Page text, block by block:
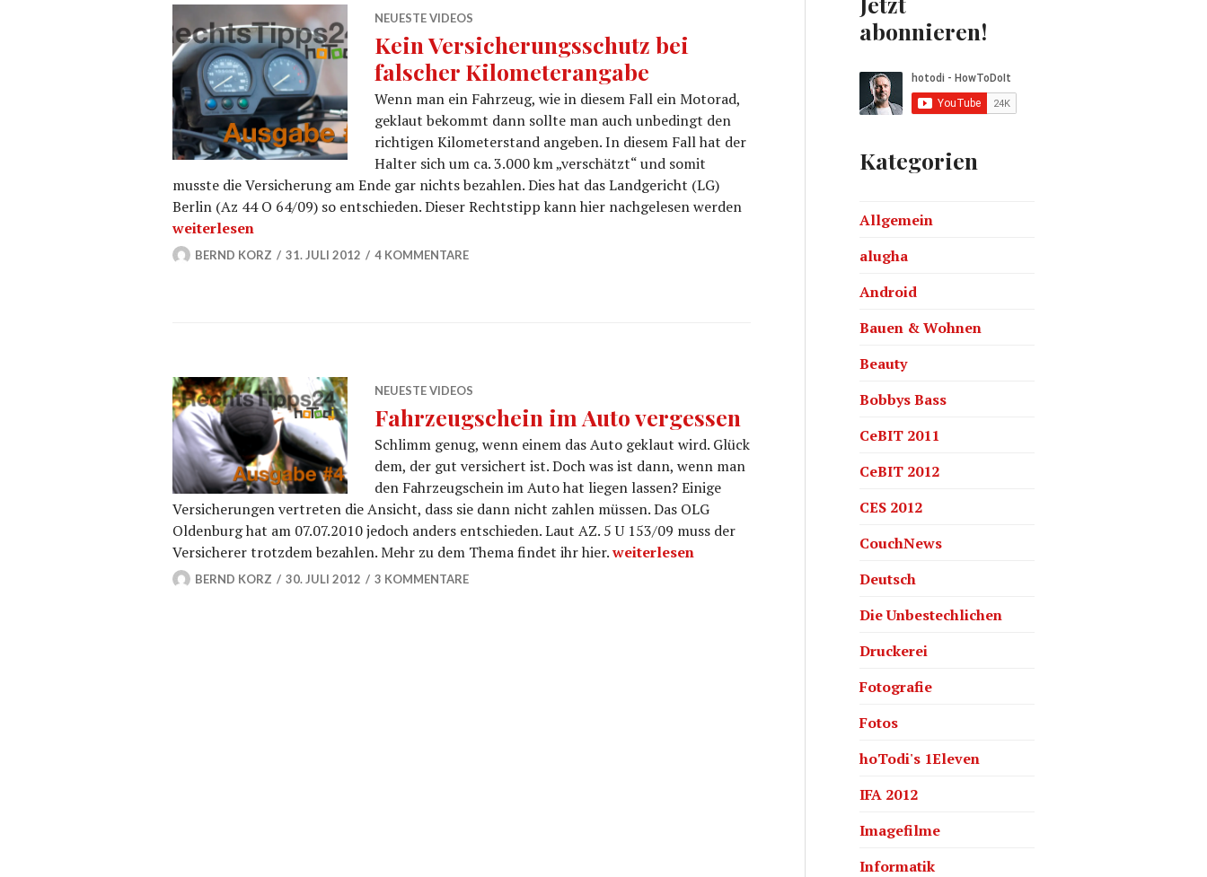
NEUESTE VIDEOS
Kein Versicherungsschutz bei
falscher Kilometerangabe
Wenn man ein Fahrzeug, wie in diesem Fall ein Motorad,
geklaut bekommt dann sollte man auch unbedingt den
richtigen Kilometerstand angeben. In diesem Fall hat der
Halter sich um ca. 3.000 km „verschätzt“ und somit
musste die Versicherung am Ende gar nichts bezahlen. Dies hat das Landgericht (LG)
Berlin (Az 44 O 64/09) so entschieden. Dieser Rechtstipp kann hier nachgelesen werden
Kein Versicherungsschutz bei falscher Kilometerangabe
weiterlesen
BERND KORZ 31. JULI 2012 4 KOMMENTARE
NEUESTE VIDEOS
Fahrzeugschein im Auto vergessen
Schlimm genug, wenn einem das Auto geklaut wird. Glück
dem, der gut versichert ist. Doch was ist dann, wenn man
den Fahrzeugschein im Auto hat liegen lassen? Einige
Versicherungen vertreten die Ansicht, dass sie dann nicht zahlen müssen. Das OLG
Oldenburg hat am 07.07.2010 jedoch anders entschieden. Laut AZ. 5 U 153/09 muss der
Versicherer trotzdem bezahlen. Mehr zu dem Thema findet ihr hier.Fahrzeugschein im Auto vergessen
weiterlesen
BERND KORZ 30. JULI 2012 3 KOMMENTARE
abonnieren!
Kategorien
Allgemein
alugha
Android
Bauen & Wohnen
Beauty
Bobbys Bass
CeBIT 2011
CeBIT 2012
CES 2012
CouchNews
Deutsch
Die Unbestechlichen
Druckerei
Fotografie
Fotos
hoTodi's 1Eleven
IFA 2012
Imagefilme
Informatik